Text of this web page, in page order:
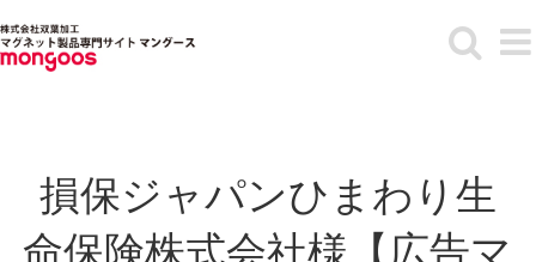
to
content
損保ジャパンひまわり生
命保険株式会社様【広告マ